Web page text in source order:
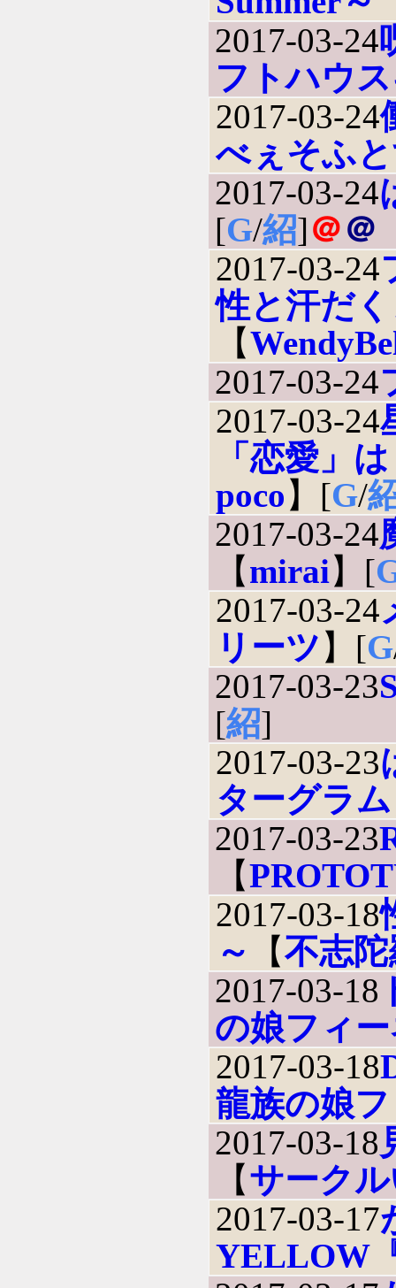
2017-03-24
フトハウ
2017-03-24
べぇそふ
2017-03-24
[G/紹]＠＠
2017-03-24
性と汗だ
【
2017-03-24
2017-03-24
「恋愛」
poco】[G/
2017-03-24
【mirai】[
2017-03-24
リーツ 】[G
2017-03-23
[紹]
2017-03-23
ターグラム
2017-03-23
【
2017-03-18
～
【不志
2017-03-18
の娘フィ
2017-03-18
龍族の娘
2017-03-18
【サーク
2017-03-17
YELLOW